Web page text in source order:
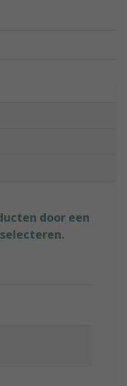
door een